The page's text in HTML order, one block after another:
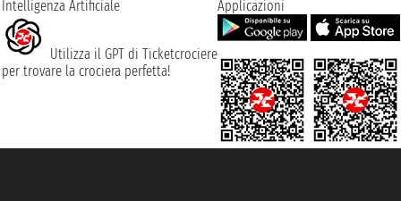
Intelligenza Artificiale
Utilizza il GPT di Ticketcrociere
per trovare la crociera perfetta!
Applicazioni